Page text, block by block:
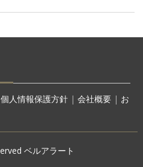
個人情報保護方針| 会社概要| お
ベルアラート